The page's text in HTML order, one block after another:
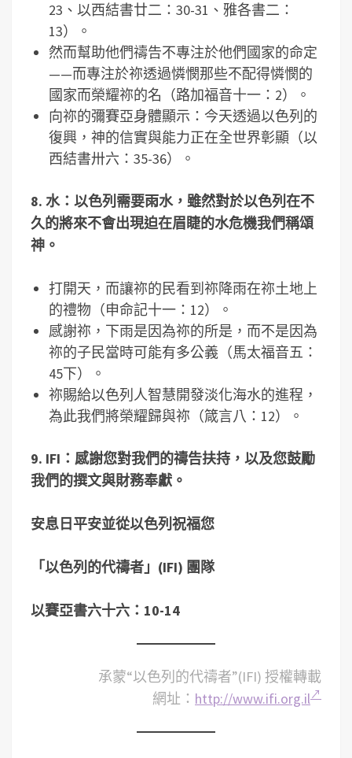
23、以西結書廿二：30-31、雅各書二：
13）。
然而幫助他們禱告不專注於他們國家的命定
——而專注於祢透過憐憫那些不配得憐憫的
國家而榮耀祢的名（路加福音十一：2）。
向祢的彌賽亞身體顯示：今天透過以色列的
復興，神的信實與能力正在全世界彰顯（以
西結書卅六：35-36）。
8. 水：以色列需要雨水，雖然對於以色列在不
久的將來不會出現迫在眉睫的水危機我們稱頌
神。
打開天，而讓祢的民看到祢降雨在祢土地上
的禮物（申命記十一：12）。
感謝祢，下雨是因為祢的所是，而不是因為
祢的子民當時可能有多公義（馬太福音五：
45下）。
祢賜給以色列人智慧開發淡化海水的進程，
為此我們將榮耀歸與祢（箴言八：12）。
9. IFI ：感謝您對我們的禱告扶持，以及您鼓勵
我們的撰文與財務奉獻。
安息日平安並從以色列祝福您
「以色列的代禱者」 (IFI) 團隊
以賽亞書六十六：10-14
承蒙“以色列的代禱者”(IFI) 授權轉載
網址： http://www.ifi.org.il